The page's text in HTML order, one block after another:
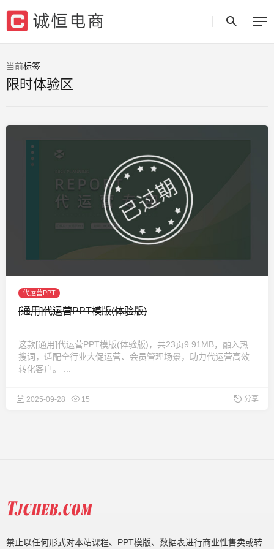
当前标签
限时体验区
代运营PPT
[通用]代运营PPT模版(体验版)
这款[通用]代运营PPT模版(体验版)，共23页9.91MB，融入热
搜词，适配全行业大促运营、会员管理场景，助力代运营高效
转化客户。 ...
2025-09-28 15 分享
禁止以任何形式对本站课程、PPT模版、数据表进行商业性售卖或转